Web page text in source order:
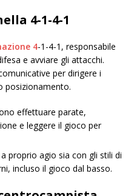
4-1-4-1
4-1-4-1, responsabile
e avviare gli attacchi.
per dirigere i
posizionamento.
effettuare parate,
e leggere il gioco per
proprio agio sia con gli stili di
incluso il gioco dal basso.